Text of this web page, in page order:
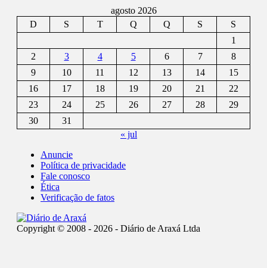
agosto 2026
D
S T Q Q S
S
1
2
3 4 5 6 7
8
9
10 11 12 13 14
15
16
17 18 19 20 21
22
23
24 25 26 27 28
29
30
31
« jul
Anuncie
Política de privacidade
Fale conosco
Ética
Verificação de fatos
Copyright © 2008 - 2026 - Diário de Araxá Ltda